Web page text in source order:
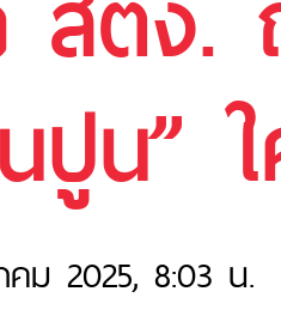
ปูน”
ม 2025, 8:03 น.